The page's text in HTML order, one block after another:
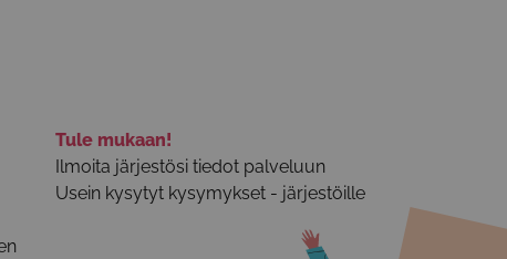
Tule mukaan!
Ilmoita järjestösi tiedot palveluun
Usein kysytyt kysymykset - järjestöille